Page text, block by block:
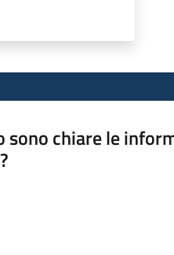
sono chiare le